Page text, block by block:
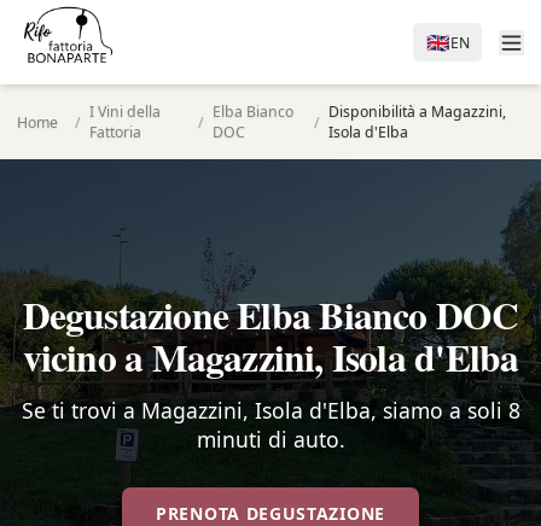
🇬🇧EN
Home / I Vini della
Fattoria
/ Elba Bianco
DOC
/ Disponibilità a Magazzini,
Isola d'Elba
Degustazione Elba Bianco DOC
vicino a Magazzini, Isola d'Elba
Se ti trovi a Magazzini, Isola d'Elba, siamo a soli 8
minuti di auto.
PRENOTA DEGUSTAZIONE